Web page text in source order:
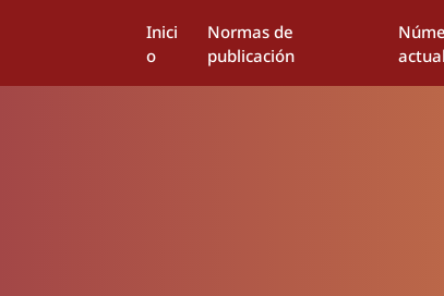
Inici
o
Normas de
publicación
actual